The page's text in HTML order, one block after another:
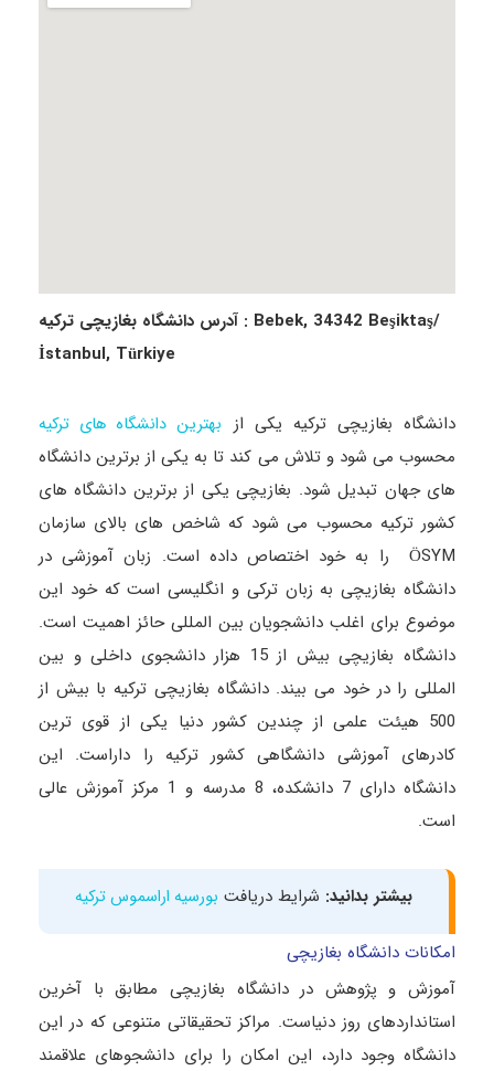
آدرس دانشگاه بغازیچی ترکیه : Bebek, 34342 Beşiktaş/
İstanbul, Türkiye​
دانشگاه بغازیچی ترکیه یکی از بهترین دانشگاه های ترکیه
محسوب می شود و تلاش می کند تا به یکی از برترین دانشگاه
های جهان تبدیل شود. بغازیچی یکی از برترین دانشگاه های
کشور ترکیه محسوب می شود که شاخص های بالای سازمان
ÖSYM را به خود اختصاص داده است. زبان آموزشی در
دانشگاه بغازیچی به زبان ترکی و انگلیسی است که خود این
موضوع برای اغلب دانشجویان بین المللی حائز اهمیت است.
دانشگاه بغازیچی بیش از 15 هزار دانشجوی داخلی و بین
المللی را در خود می بیند. دانشگاه بغازیچی ترکیه با بیش از
500 هیئت علمی از چندین کشور دنیا یکی از قوی ترین
کادرهای آموزشی دانشگاهی کشور ترکیه را داراست. این
دانشگاه دارای 7 دانشکده، 8 مدرسه و 1 مرکز آموزش عالی
است.
بیشتر بدانید: شرایط دریافت بورسیه اراسموس ترکیه
امکانات دانشگاه بغازیچی
آموزش و پژوهش در دانشگاه بغازیچی مطابق با آخرین
استانداردهای روز دنیاست. مراکز تحقیقاتی متنوعی که در این
دانشگاه وجود دارد، این امکان را برای دانشجوهای علاقمند